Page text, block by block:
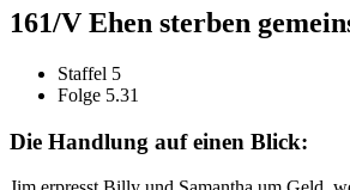
161/V Ehen sterben
Staffel 5
Folge 5.31
Die Handlung auf einen Blick: